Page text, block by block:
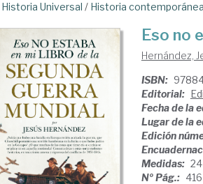
Historia Universal / Historia contemporánea
Eso no
Hernández,
ISBN:
Editorial:
Fecha de la
Lugar de la
Edición
Medidas:
Nº Pág.: 416